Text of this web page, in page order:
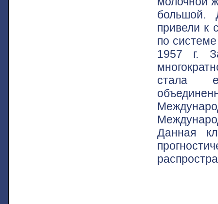
большой.
привели к
по
1957 г.
стала
Данная